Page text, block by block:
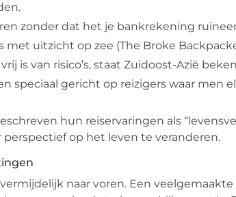
zonder dat het je bankrekening
uitzicht op zee (The Broke
is van risico’s, staat Zuidoost-Azië
speciaal gericht op reizigers waar men
hun reiservaringen als
op het leven te veranderen.
naar voren. Een